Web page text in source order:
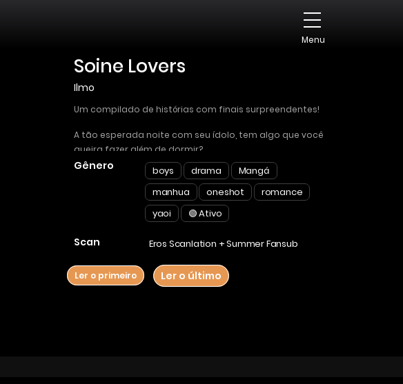
Menu
Soine Lovers
Ilmo
Um compilado de histórias com finais surpreendentes!
A tão esperada noite com seu ídolo, tem algo que você
queira fazer além de dormir?
História 1: Amantes por uma noite
História 2: Você faria qualquer coisa por dinheiro…?
História 2: Anti-herói Egoísta
Gênero boys drama
Mangá
manhua
oneshot
romance
yaoi
🟢 Ativo
Scan Eros Scanlation + Summer Fansub
Ler o primeiro Ler o último